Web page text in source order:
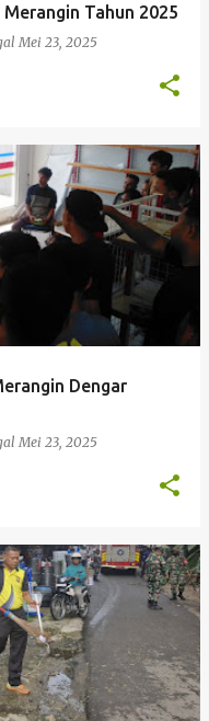
Tahun 2025
Mei 23, 2025
Dengar
Mei 23, 2025